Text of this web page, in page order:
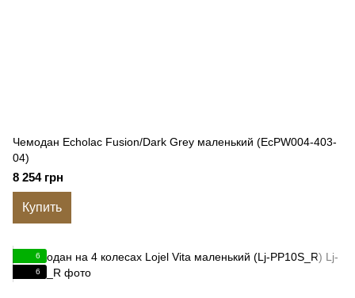
Чемодан Echolac Fusion/Dark Grey маленький (EcPW004-403-
04)
8 254 грн
Купить
6
6